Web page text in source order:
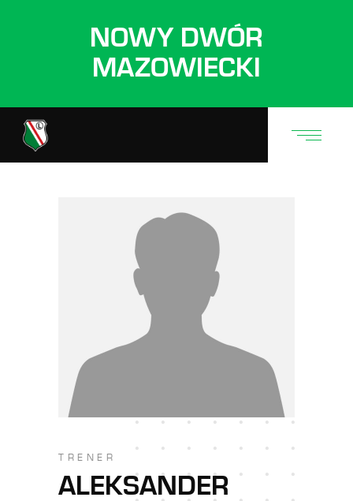
NOWY DWÓR
MAZOWIECKI
TRENER
ALEKSANDER